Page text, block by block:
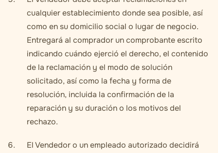
cualquier establecimiento donde sea posible, así
como en su domicilio social o lugar de negocio.
Entregará al comprador un comprobante escrito
indicando cuándo ejerció el derecho, el contenido
de la reclamación y el modo de solución
solicitado, así como la fecha y forma de
resolución, incluida la confirmación de la
reparación y su duración o los motivos del
rechazo.
El Vendedor o un empleado autorizado decidirá